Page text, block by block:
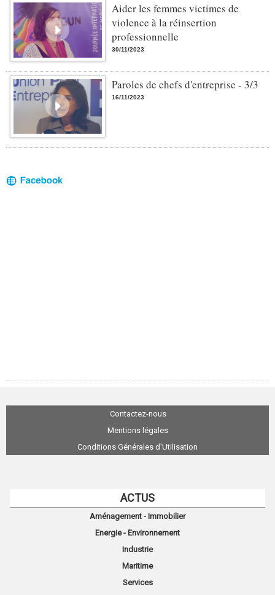
Aider les femmes victimes de
violence à la réinsertion
professionnelle
30/11/2023
Paroles de chefs d'entreprise - 3/3
16/11/2023
Contactez-nous
Mentions légales
Conditions Générales d'Utilisation
ACTUS
Aménagement - Immobilier
Energie - Environnement
Industrie
Maritime
Services